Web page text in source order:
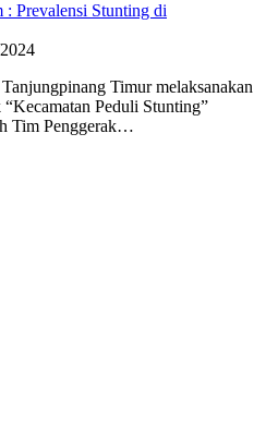
: Prevalensi Stunting di
Timur melaksanakan
Peduli Stunting”
Tim Penggerak…